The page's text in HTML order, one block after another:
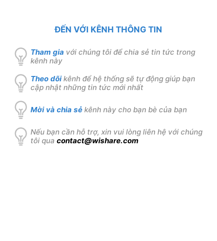
ĐẾN VỚI KÊNH THÔNG TIN
Tham gia với chúng tôi để chia sẻ tin tức trong
kênh này
Theo dõi kênh để hệ thống sẽ tự động giúp bạn
cập nhật những tin tức mới nhất
Mời và chia sẻ kênh này cho bạn bè của bạn
Nếu bạn cần hỗ trợ, xin vui lòng liên hệ với chúng
tôi qua contact@wishare.com